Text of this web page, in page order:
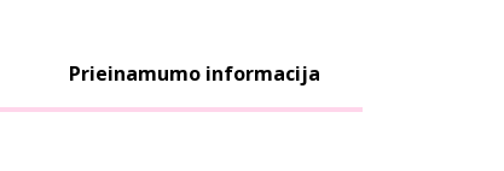
Prieinamumo informacija